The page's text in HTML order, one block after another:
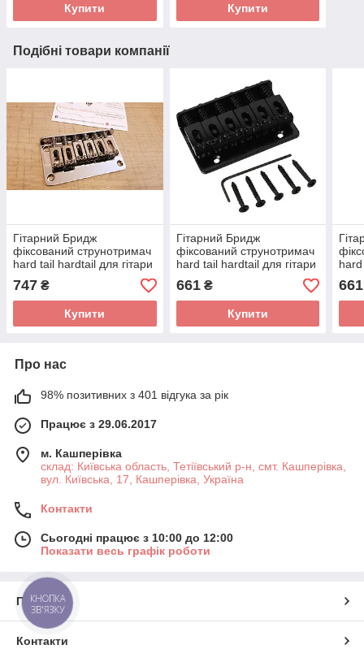
Купити Купити
Подібні товари компанії
Гітарний Бридж
фіксований струнотримач
hard tail hardtail для гітари
електрогітари хром
747 ₴
Купити
Гітарний Бридж
фіксований струнотримач
hard tail hardtail для гітари
електрогітари чорний 1
661₴
Купити
661
Про нас
98% позитивних з 401 відгука за рік
Працює з 29.06.2017
м. Кашперівка
склад: Київська область, Тетіївський р-н, смт. Кашперівка,
вул. Київська, 17, Кашперівка, Україна
Контакти
Сьогодні працює з 10:00 до 12:00
Показати весь графік роботи
Про нас
Контакти
КНОПКА
ЗВ'ЯЗКУ